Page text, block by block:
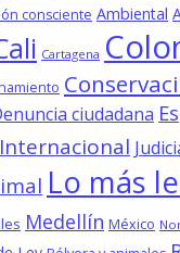
consciente Ambiental
Cartagena
ciudadana
Internacional
Lo más
Medellín México